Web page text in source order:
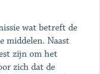
wat betreft de
middelen. Naast
zijn om het
zich dat de